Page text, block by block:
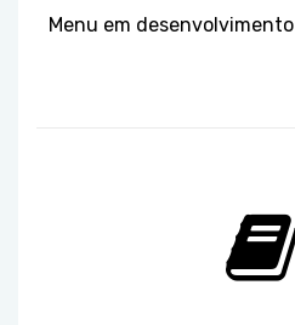
Menu em desenvolvimento